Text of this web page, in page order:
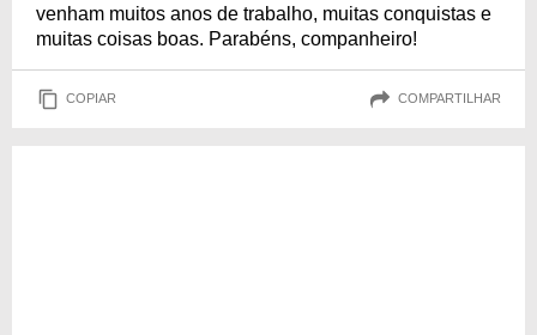
venham muitos anos de trabalho, muitas conquistas e
muitas coisas boas. Parabéns, companheiro!
COPIAR COMPARTILHAR